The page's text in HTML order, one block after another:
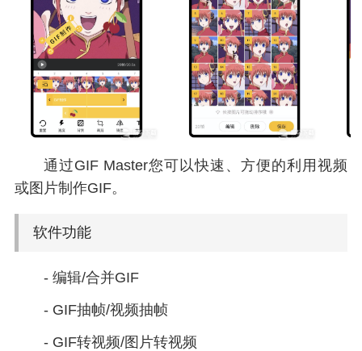
通过GIF Master您可以快速、方便的利用视频
或图片制作GIF。
软件功能
- 编辑/合并GIF
- GIF抽帧/视频抽帧
- GIF转视频/图片转视频